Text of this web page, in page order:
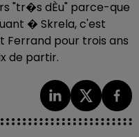
"tr�s dÈu" parce-que
� Skrela, c'est
Ferrand pour trois ans
de partir.